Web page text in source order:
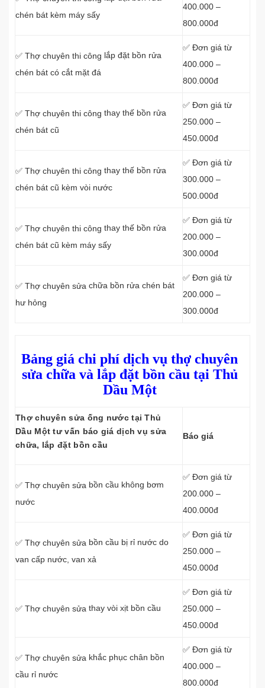
chén bát kèm máy sấy
400.000 –
800.000đ
✅ Thợ chuyên thi công lắp đặt bồn rửa
chén bát có cắt mặt đá
✅ Đơn giá từ
400.000 –
800.000đ
✅ Thợ chuyên thi công thay thế bồn rửa
chén bát cũ
✅ Đơn giá từ
250.000 –
450.000đ
✅ Thợ chuyên thi công thay thế bồn rửa
chén bát cũ kèm vòi nước
✅ Đơn giá từ
300.000 –
500.000đ
✅ Thợ chuyên thi công thay thế bồn rửa
chén bát cũ kèm máy sấy
✅ Đơn giá từ
200.000 –
300.000đ
✅ Thợ chuyên sửa chữa bồn rửa chén bát
hư hỏng
✅ Đơn giá từ
200.000 –
300.000đ
Bảng giá chi phí dịch vụ thợ chuyên
sửa chữa và lắp đặt bồn cầu tại Thủ
Dầu Một
Thợ chuyên sửa ống nước tại Thủ
Dầu Một tư vấn báo giá dịch vụ sửa
chữa, lắp đặt bồn cầu
Báo giá
✅ Thợ chuyên sửa bồn cầu không bơm
nước
✅ Đơn giá từ
200.000 –
400.000đ
✅ Thợ chuyên sửa bồn cầu bị rỉ nước do
van cấp nước, van xả
✅ Đơn giá từ
250.000 –
450.000đ
✅ Thợ chuyên sửa thay vòi xịt bồn cầu
✅ Đơn giá từ
250.000 –
450.000đ
✅ Thợ chuyên sửa khắc phục chân bồn
cầu rỉ nước
✅ Đơn giá từ
400.000 –
800.000đ